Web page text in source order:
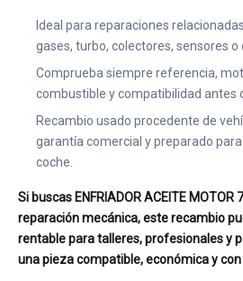
Ideal para reparaciones
gases, turbo, colectores, sensores o
Comprueba siempre referencia,
combustible y compatibilidad antes
Recambio usado procedente de
garantía comercial y preparado para
coche.
Si buscas ENFRIADOR ACEITE
reparación mecánica, este recambio
rentable para talleres, profesionales y
una pieza compatible, económica y